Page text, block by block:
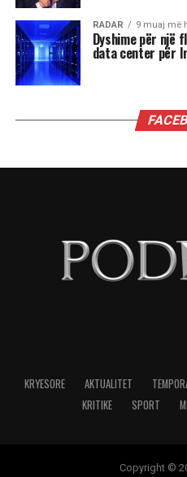
shumë përulësi për të
panevojshme.
Virgjëresha
nevojës së tyre për
ndihen konkurrues ose
ritmin e saj personal
e panevojshme.
LAJMI I RRADHËS
Migrena në rritje, pse